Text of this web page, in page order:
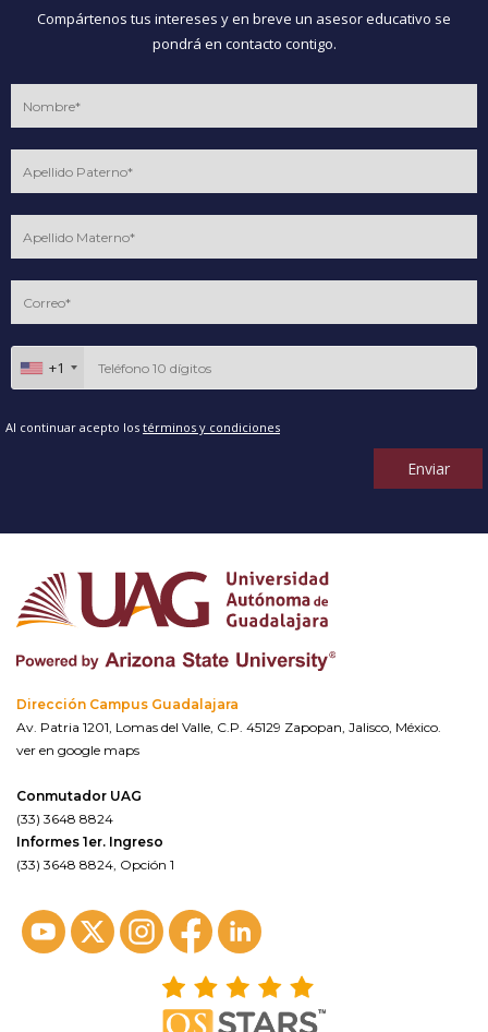
Compártenos tus intereses y en breve un asesor educativo se
pondrá en contacto contigo.
+1
Al continuar acepto los términos y condiciones
Enviar
Dirección Campus Guadalajara
Av. Patria 1201, Lomas del Valle, C.P. 45129 Zapopan, Jalisco, México.
ver en google maps
Conmutador UAG
(33) 3648 8824
Informes 1er. Ingreso
(33) 3648 8824, Opción 1